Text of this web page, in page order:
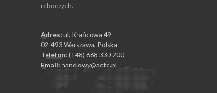
roboczych.
Adres: ul. Krańcowa 49
02-493 Warszawa, Polska
Telefon: (+48) 668 330 200
Email: handlowy@acte.pl